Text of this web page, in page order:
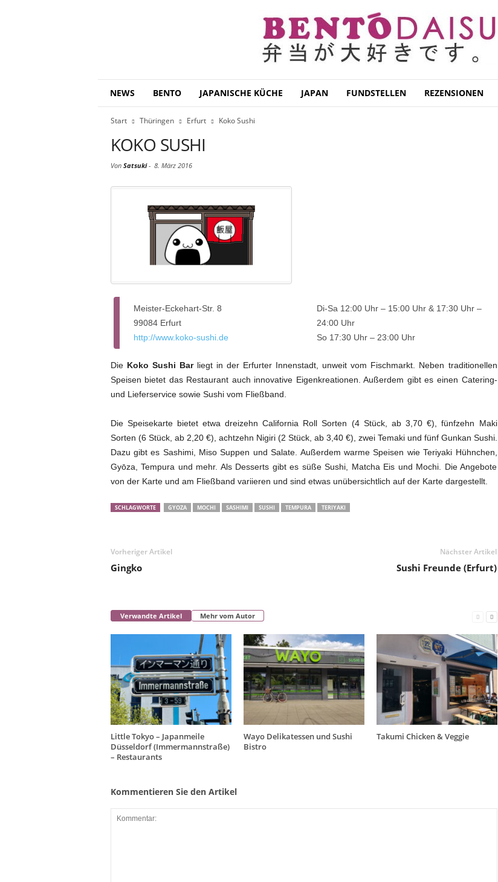
NEWS BENTO JAPANISCHE KÜCHE JAPAN FUNDSTELLEN REZENSIONEN
Start Thüringen Erfurt Koko Sushi
KOKO SUSHI
Von Satsuki- 8. März 2016
Meister-Eckehart-Str. 8
99084 Erfurt
http://www.koko-sushi.de
Di-Sa 12:00 Uhr – 15:00 Uhr & 17:30 Uhr –
24:00 Uhr
So 17:30 Uhr – 23:00 Uhr
Die Koko Sushi Barliegt in der Erfurter Innenstadt, unweit vom Fischmarkt. Neben traditionellen
Speisen bietet das Restaurant auch innovative Eigenkreationen. Außerdem gibt es einen Catering-
und Lieferservice sowie Sushi vom Fließband.
Die Speisekarte bietet etwa dreizehn California Roll Sorten (4 Stück, ab 3,70 €), fünfzehn Maki
Sorten (6 Stück, ab 2,20 €), achtzehn Nigiri (2 Stück, ab 3,40 €), zwei Temaki und fünf Gunkan Sushi.
Dazu gibt es Sashimi, Miso Suppen und Salate. Außerdem warme Speisen wie Teriyaki Hühnchen,
Gyōza, Tempura und mehr. Als Desserts gibt es süße Sushi, Matcha Eis und Mochi. Die Angebote
von der Karte und am Fließband variieren und sind etwas unübersichtlich auf der Karte dargestellt.
SCHLAGWORTE GYOZA MOCHI SASHIMI SUSHI TEMPURA TERIYAKI
Vorheriger Artikel
Gingko
Nächster Artikel
Sushi Freunde (Erfurt)
Verwandte Artikel Mehr vom Autor
Little Tokyo – Japanmeile
Düsseldorf (Immermannstraße)
– Restaurants
Wayo Delikatessen und Sushi
Bistro
Takumi Chicken & Veggie
Kommentieren Sie den Artikel